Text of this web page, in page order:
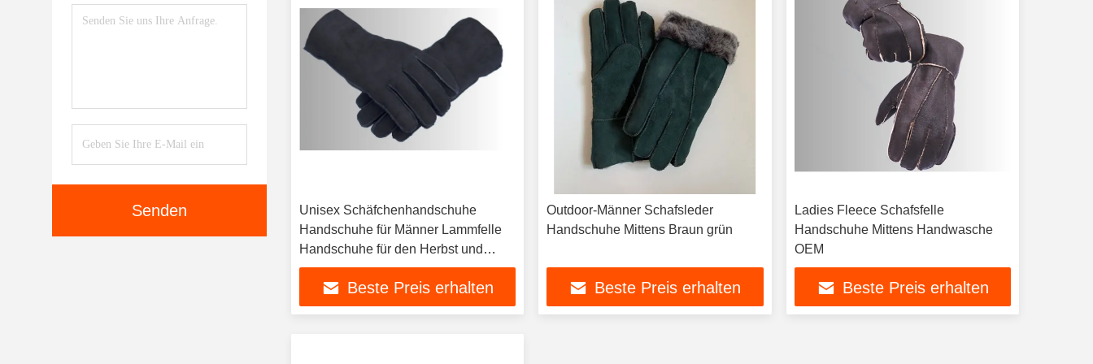
Senden
Unisex Schäfchenhandschuhe
Handschuhe für Männer Lammfelle
Handschuhe für den Herbst und
Winter
Beste Preis erhalten
Outdoor-Männer Schafsleder
Handschuhe Mittens Braun grün
Beste Preis erhalten
Ladies Fleece Schafsfelle
Handschuhe Mittens Handwasche
OEM
Beste Preis erhalten